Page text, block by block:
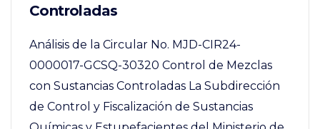
Controladas
Análisis de la Circular No. MJD-CIR24-
0000017-GCSQ-30320 Control de Mezclas
con Sustancias Controladas La Subdirección
de Control y Fiscalización de Sustancias